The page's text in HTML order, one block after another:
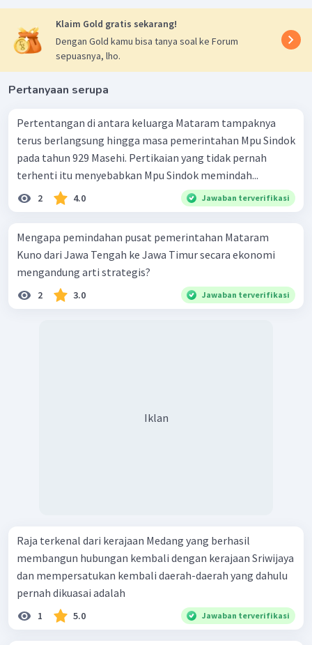
Klaim Gold gratis sekarang!
Dengan Gold kamu bisa tanya soal ke Forum
sepuasnya, lho.
Pertanyaan serupa
Pertentangan di antara keluarga Mataram tampaknya
terus berlangsung hingga masa pemerintahan Mpu Sindok
pada tahun 929 Masehi. Pertikaian yang tidak pernah
terhenti itu menyebabkan Mpu Sindok memindah...
2 4.0 Jawaban terverifikasi
Mengapa pemindahan pusat pemerintahan Mataram
Kuno dari Jawa Tengah ke Jawa Timur secara ekonomi
mengandung arti strategis?
2 3.0 Jawaban terverifikasi
Iklan
Raja terkenal dari kerajaan Medang yang berhasil
membangun hubungan kembali dengan kerajaan Sriwijaya
dan mempersatukan kembali daerah-daerah yang dahulu
pernah dikuasai adalah
1 5.0 Jawaban terverifikasi